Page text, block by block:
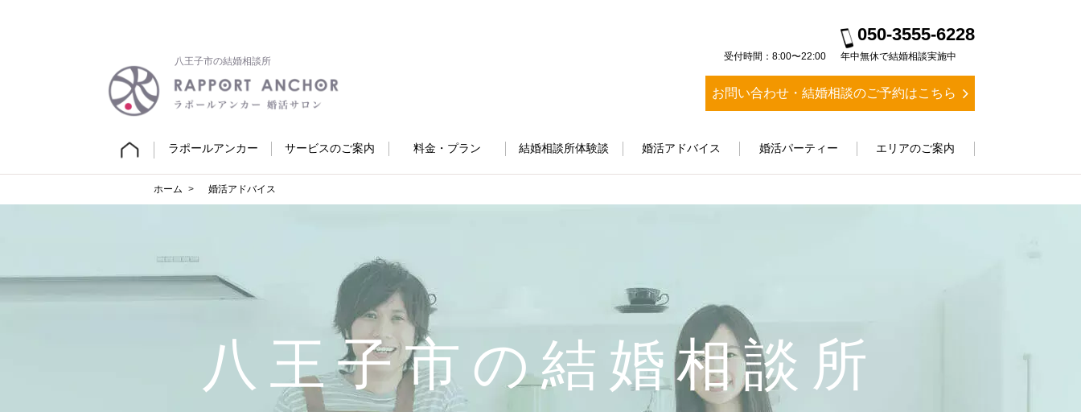
八王子市の結婚相談所
050-3555-6228
受付時間：8:00〜22:00 年中無休で結婚相談実施中
お問い合わせ・結婚相談のご予約はこちら
ラポールアンカー サービスのご案内 料金・プラン 結婚相談所体験談 婚活アドバイス 婚活パーティー エリアのご案内
ホーム 婚活アドバイス
八王子市の結婚相談所